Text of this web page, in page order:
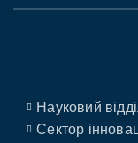
Науковий
Сектор